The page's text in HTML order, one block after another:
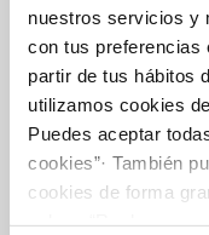
nuestros servicios y
con tus preferencias
partir de tus hábitos
utilizamos cookies
Puedes aceptar
cookies”· También
cookies de forma
Inicio
Gestiones